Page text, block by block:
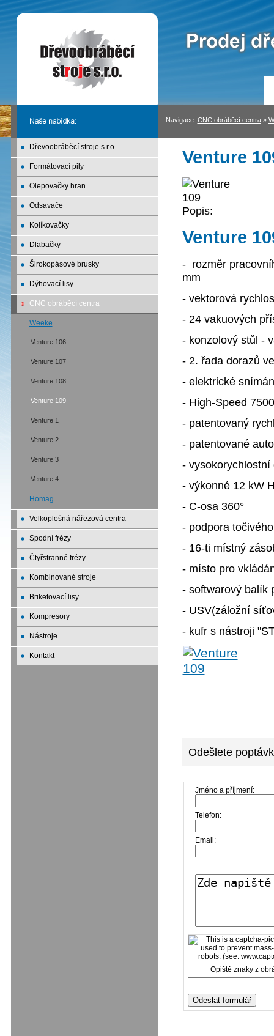
Navigace: CNC obráběcí centra»
Dřevoobráběcí stroje s.r.o.
Formátovací pily
Olepovačky hran
Odsavače
Kolíkovačky
Dlabačky
Širokopásové brusky
Dýhovací lisy
CNC obráběcí centra
Weeke
Venture 106
Venture 107
Venture 108
Venture 109
Venture 1
Venture 2
Venture 3
Venture 4
Homag
Velkoplošná nářezová centra
Spodní frézy
Čtyřstranné frézy
Kombinované stroje
Briketovací lisy
Kompresory
Nástroje
Kontakt
Venture
Popis:
Venture
- rozměr
mm
- vektorová
- 24 vakuových
- konzolový stůl -
- 2. řada dorazů
- elektrické
- High-Speed
- patentovaný
- patentované
- vysokorychlostní
- výkonné 12 kW
- C-osa 360°
- podpora
- 16-ti místný
- místo pro
- softwarový balík
- USV(záložní
- kufr s nástroji
Odešlete
Jméno a příjmení:
Telefon:
Email:
Opiště znaky z